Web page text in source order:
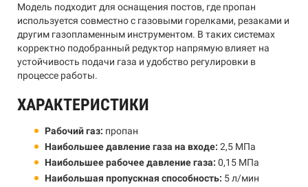
Модель подходит для оснащения постов, где пропан
используется совместно с газовыми горелками, резаками и
другим газопламенным инструментом. В таких системах
корректно подобранный редуктор напрямую влияет на
устойчивость подачи газа и удобство регулировки в
процессе работы.
ХАРАКТЕРИСТИКИ
Рабочий газ: пропан
Наибольшее давление газа на входе: 2,5 МПа
Наибольшее рабочее давление газа: 0,15 МПа
Наибольшая пропускная способность: 5 л/мин